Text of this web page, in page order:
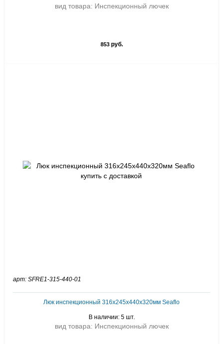
вид товара: Инспекционный лючек
853руб.
арт: SFRE1-315-440-01
Люк инспекционный 316х245х440х320мм Seaflo
В наличии: 5 шт.
вид товара: Инспекционный лючек